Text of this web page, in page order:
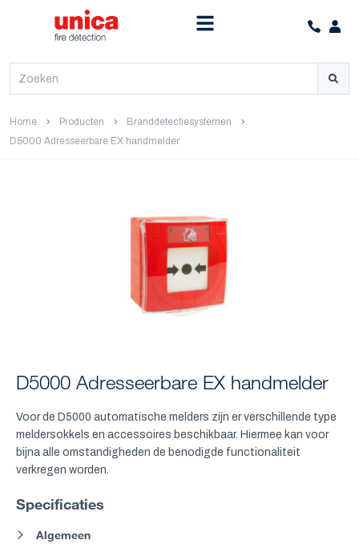
Home Producten
Branddetectiesystemen
D5000 Adresseerbare EX handmelder
D5000 Adresseerbare EX handmelder
Voor de D5000 automatische melders zijn er verschillende type
meldersokkels en accessoires beschikbaar. Hiermee kan voor
bijna alle omstandigheden de benodigde functionaliteit
verkregen worden.
Specificaties
Algemeen